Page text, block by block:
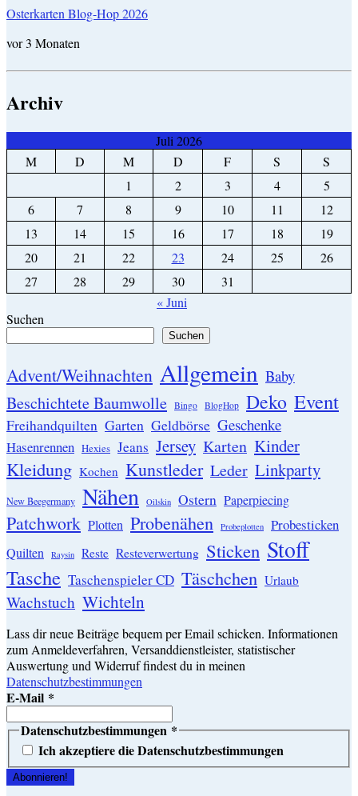
Osterkarten Blog-Hop 2026
vor 3 Monaten
Archiv
Juli 2026
M
D M D F S
S
1
2 3 4
5
6
7 8 9 10 11
12
13
14 15 16 17 18
19
20
21 22 23 24 25
26
27
28 29 30
31
« Juni
Suchen
Suchen
Advent/Weihnachten Allgemein Baby
Beschichtete Baumwolle Bingo BlogHop Deko Event
Freihandquilten Garten Geldbörse Geschenke
Hasenrennen Hexies Jeans Jersey Karten Kinder
Kleidung Kochen Kunstleder Leder Linkparty
New Beegermany Nähen Oilskin Ostern Paperpiecing
Patchwork Plotten Probenähen Probeplotten Probesticken
Quilten Raysin Reste Resteverwertung Sticken Stoff
Tasche Taschenspieler CD Täschchen Urlaub
Wachstuch Wichteln
Lass dir neue Beiträge bequem per Email schicken. Informationen
zum Anmeldeverfahren, Versanddienstleister, statistischer
Auswertung und Widerruf findest du in meinen
Datenschutzbestimmungen
E-Mail *
Datenschutzbestimmungen *
Ich akzeptiere die Datenschutzbestimmungen